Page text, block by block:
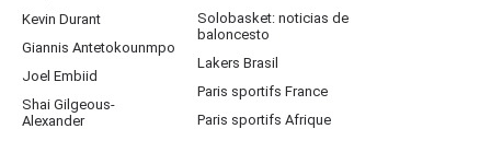
Kevin Durant
Giannis Antetokounmpo
Joel Embiid
Shai Gilgeous-
Alexander
Solobasket: noticias de
baloncesto
Lakers Brasil
Paris sportifs France
Paris sportifs Afrique